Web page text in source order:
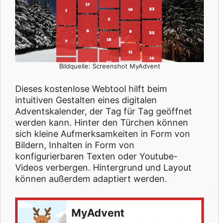
Bildquelle: Screenshot MyAdvent
Dieses kostenlose Webtool hilft beim
intuitiven Gestalten eines digitalen
Adventskalender, der Tag für Tag geöffnet
werden kann. Hinter den Türchen können
sich kleine Aufmerksamkeiten in Form von
Bildern, Inhalten in Form von
konfigurierbaren Texten oder Youtube-
Videos verbergen. Hintergrund und Layout
können außerdem adaptiert werden.
MyAdvent